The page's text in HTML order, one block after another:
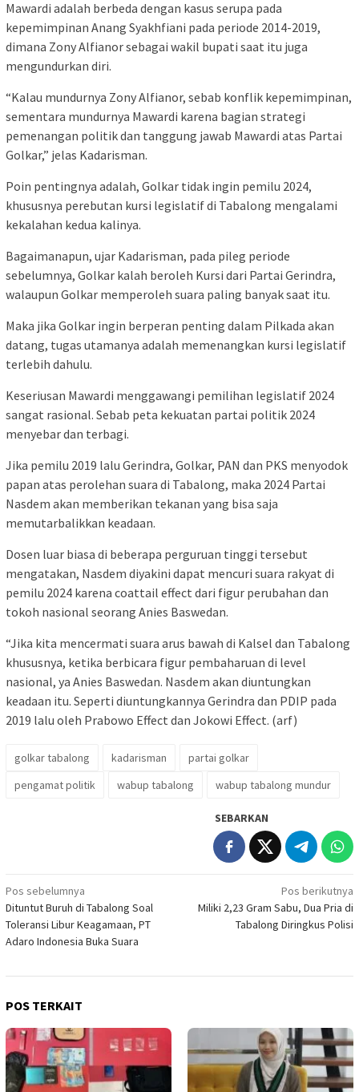
Mawardi adalah berbeda dengan kasus serupa pada
kepemimpinan Anang Syakhfiani pada periode 2014-2019,
dimana Zony Alfianor sebagai wakil bupati saat itu juga
mengundurkan diri.
“Kalau mundurnya Zony Alfianor, sebab konflik kepemimpinan,
sementara mundurnya Mawardi karena bagian strategi
pemenangan politik dan tanggung jawab Mawardi atas Partai
Golkar,” jelas Kadarisman.
Poin pentingnya adalah, Golkar tidak ingin pemilu 2024,
khususnya perebutan kursi legislatif di Tabalong mengalami
kekalahan kedua kalinya.
Bagaimanapun, ujar Kadarisman, pada pileg periode
sebelumnya, Golkar kalah beroleh Kursi dari Partai Gerindra,
walaupun Golkar memperoleh suara paling banyak saat itu.
Maka jika Golkar ingin berperan penting dalam Pilkada akan
datang, tugas utamanya adalah memenangkan kursi legislatif
terlebih dahulu.
Keseriusan Mawardi menggawangi pemilihan legislatif 2024
sangat rasional. Sebab peta kekuatan partai politik 2024
menyebar dan terbagi.
Jika pemilu 2019 lalu Gerindra, Golkar, PAN dan PKS menyodok
papan atas perolehan suara di Tabalong, maka 2024 Partai
Nasdem akan memberikan tekanan yang bisa saja
memutarbalikkan keadaan.
Dosen luar biasa di beberapa perguruan tinggi tersebut
mengatakan, Nasdem diyakini dapat mencuri suara rakyat di
pemilu 2024 karena coattail effect dari figur perubahan dan
tokoh nasional seorang Anies Baswedan.
“Jika kita mencermati suara arus bawah di Kalsel dan Tabalong
khususnya, ketika berbicara figur pembaharuan di level
nasional, ya Anies Baswedan. Nasdem akan diuntungkan
keadaan itu. Seperti diuntungkannya Gerindra dan PDIP pada
2019 lalu oleh Prabowo Effect dan Jokowi Effect. (arf)
golkar tabalong kadarisman
partai golkar
pengamat politik
wabup tabalong wabup tabalong mundur
SEBARKAN
Navigasi
pos
Pos sebelumnya
Dituntut Buruh di Tabalong Soal
Toleransi Libur Keagamaan, PT
Adaro Indonesia Buka Suara
Pos berikutnya
Miliki 2,23 Gram Sabu, Dua Pria di
Tabalong Diringkus Polisi
POS TERKAIT